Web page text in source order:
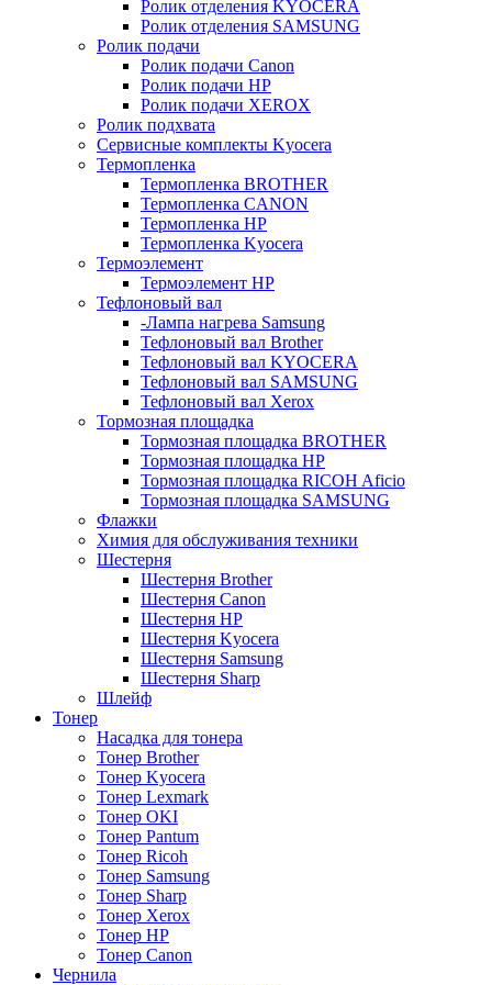
Ролик отделения KYOCERA
Ролик отделения SAMSUNG
Ролик подачи
Ролик подачи Canon
Ролик подачи HP
Ролик подачи XEROX
Ролик подхвата
Сервисные комплекты Kyocera
Термопленка
Термопленка BROTHER
Термопленка CANON
Термопленка HP
Термопленка Kyocera
Термоэлемент
Термоэлемент НР
Тефлоновый вал
-Лампа нагрева Samsung
Тефлоновый вал Brother
Тефлоновый вал KYOCERA
Тефлоновый вал SAMSUNG
Тефлоновый вал Xerox
Тормозная площадка
Тормозная площадка BROTHER
Тормозная площадка HP
Тормозная площадка RICOH Aficio
Тормозная площадка SAMSUNG
Флажки
Химия для обслуживания техники
Шестерня
Шестерня Brother
Шестерня Canon
Шестерня HP
Шестерня Kyocera
Шестерня Samsung
Шестерня Sharp
Шлейф
Тонер
Насадка для тонера
Тонер Brother
Тонер Kyocera
Тонер Lexmark
Тонер OKI
Тонер Pantum
Тонер Ricoh
Тонер Samsung
Тонер Sharp
Тонер Xerox
Тонер НР
Тонер Саnon
Чернила